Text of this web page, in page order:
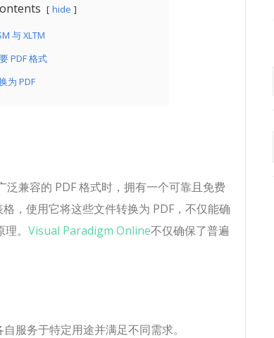
hide
与 XLTM
PDF 格式
为 PDF
兼容的 PDF 格式时，拥有一个可靠且免费
，使用它将这些文件转换为 PDF，不仅能确
。 Visual Paradigm Online不仅确保了普遍
服务于特定用途并满足不同需求。